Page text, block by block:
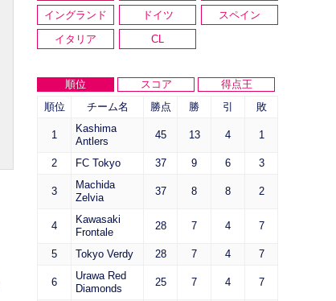
イングランド
ドイツ
スペイン
イタリア
CL
順位 スコア
得点王
順位
チーム名 勝点 勝 引 敗
1
Kashima
Antlers
45 13 4 1
2 FC Tokyo 37 9 6 3
3
Machida
Zelvia
37 8 8 2
4
Kawasaki
Frontale
28 7 4 7
5 Tokyo Verdy 28 7 4 7
6
Urawa Red
Diamonds
25 7 4 7